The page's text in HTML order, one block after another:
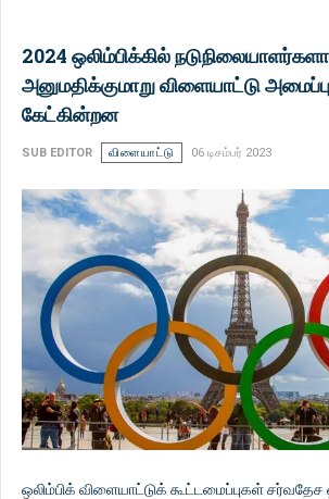
2024 ஒலிம்பிக்கில்
அனுமதிக்குமாறு விளையாட்டு
கேட்கின்றன
SUB EDITOR விளையாட்டு 06 டிசம்பர் 2023
ஒலிம்பிக் விளையாட்டுக் கூட்டமைப்புகள் சர்வதேச